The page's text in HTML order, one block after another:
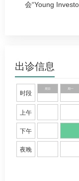
会“Young
出诊信息
时段
上午
下午
夜晚
周日 周一